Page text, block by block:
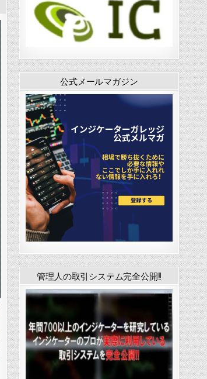
公式メールマガジン
管理人の取引システム完全公開!!